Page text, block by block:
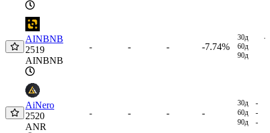
AINBNB
2519
AINBNB
- - - -7.74%
30д
-
60д
90д
AiNero
2520
ANR
- - - -
30д -
60д -
90д -